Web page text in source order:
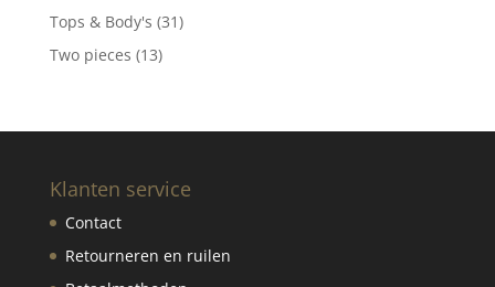
product
Tops & Body's 3131
Two pieces 1313
Klanten service
Contact
Retourneren en ruilen